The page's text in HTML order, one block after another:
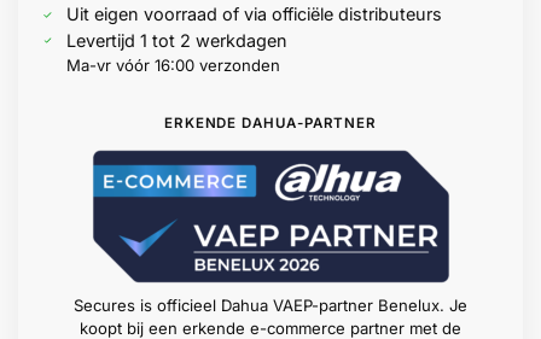
Uit eigen voorraad of via officiële distributeurs
Levertijd 1 tot 2 werkdagen
Ma-vr vóór 16:00 verzonden
ERKENDE DAHUA-PARTNER
Secures is officieel Dahua VAEP-partner Benelux. Je
koopt bij een erkende e-commerce partner met de